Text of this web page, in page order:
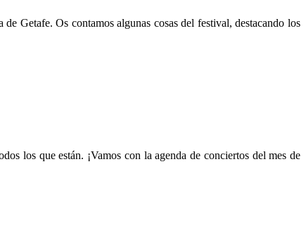
Getafe. Os contamos algunas cosas del festival, destacando los
los que están. ¡Vamos con la agenda de conciertos del mes de